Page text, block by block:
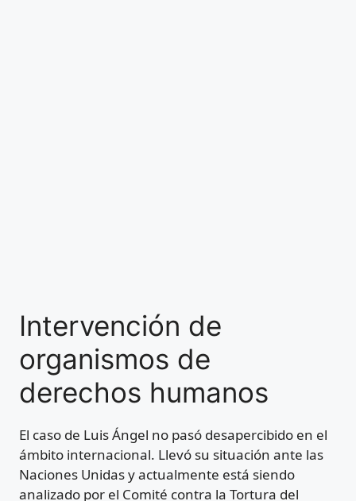
Intervención de
organismos de
derechos humanos
El caso de Luis Ángel no pasó desapercibido en el
ámbito internacional. Llevó su situación ante las
Naciones Unidas y actualmente está siendo
analizado por el Comité contra la Tortura del